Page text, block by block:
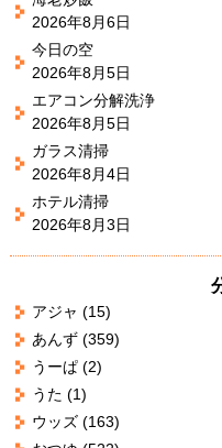
2026年8月6日
今日の空
2026年8月5日
エアコン分解洗浄
2026年8月5日
ガラス清掃
2026年8月4日
ホテル清掃
2026年8月3日
アジャ (15)
あんず(359)
うーぱ(2)
うた (1)
ウッズ(163)